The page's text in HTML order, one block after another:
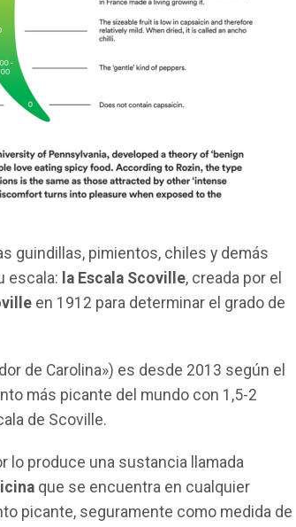
guindillas, pimientos, chiles y demás
escala: la Escala Scoville, creada por el
en 1912 para determinar el grado de
de Carolina») es desde 2013 según el
más picante del mundo con 1,5-2
de Scoville.
lo produce una sustancia llamada
que se encuentra en cualquier
picante, seguramente como medida de